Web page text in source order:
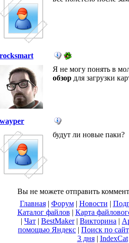
rocksmart
Я не могу понять в
обзор для загрузки
wayper
будут ли новые паки?
Вы не можете отправить
Главная| Форум| Новости |
Каталог файлов | Карта
| Чат | BestMaker| Викторина |
помощью Яндекс | Поиск по
3 дня| IndexCat